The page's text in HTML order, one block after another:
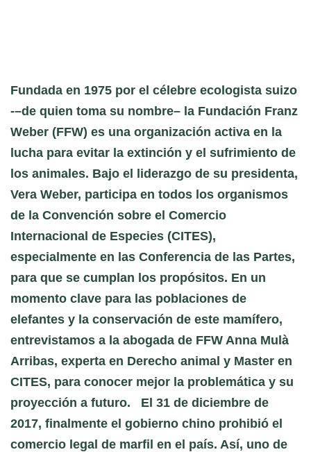
Fundada en 1975 por el célebre ecologista suizo
-–de quien toma su nombre– la Fundación Franz
Weber (FFW) es una organización activa en la
lucha para evitar la extinción y el sufrimiento de
los animales. Bajo el liderazgo de su presidenta,
Vera Weber, participa en todos los organismos
de la Convención sobre el Comercio
Internacional de Especies (CITES),
especialmente en las Conferencia de las Partes,
para que se cumplan los propósitos. En un
momento clave para las poblaciones de
elefantes y la conservación de este mamífero,
entrevistamos a la abogada de FFW Anna Mulà
Arribas, experta en Derecho animal y Master en
CITES, para conocer mejor la problemática y su
proyección a futuro. El 31 de diciembre de
2017, finalmente el gobierno chino prohibió el
comercio legal de marfil en el país. Así, uno de